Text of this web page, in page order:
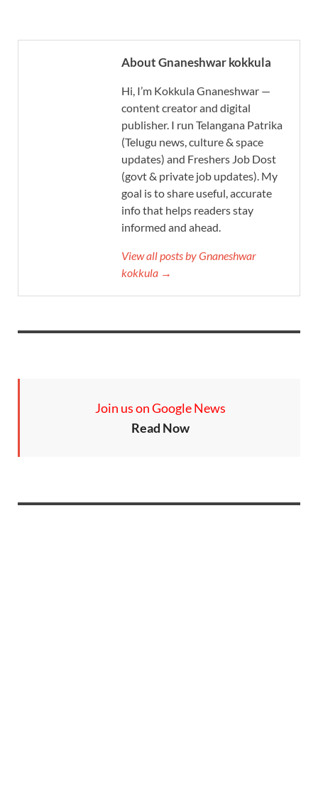
About Gnaneshwar kokkula
Hi, I’m Kokkula Gnaneshwar —
content creator and digital
publisher. I run Telangana Patrika
(Telugu news, culture & space
updates) and Freshers Job Dost
(govt & private job updates). My
goal is to share useful, accurate
info that helps readers stay
informed and ahead.
View all posts by Gnaneshwar
kokkula →
Join us on Google News
Read Now